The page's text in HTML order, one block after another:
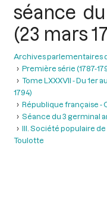
séance
(23 mars
Archives parlementaires
Première série (1787-
Tome LXXXVII - Du 1er
1794)
République française -
Séance du 3 germinal
III. Société populaire
Toulotte